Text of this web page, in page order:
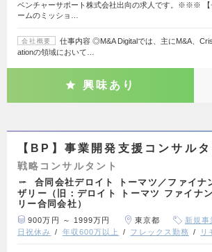
ベンチャーサポート株式会社出向の求人です。※※※ 【
ームのミッショ…
会社概要
仕事内容 ◎M&A Digitalでは、主にM&A、
ationの領域において…
興味あり
【BP】事業開発支援コンサルタ
戦略コンサルタント
合同会社デロイト トーマツ／ファイナ
ザリー（旧：デロイト トーマツ ファイナ
リー合同会社）
900万円 ～ 1999万円 東京都 新規事
日祝休み
年収600万以上 フレックス勤務 リ